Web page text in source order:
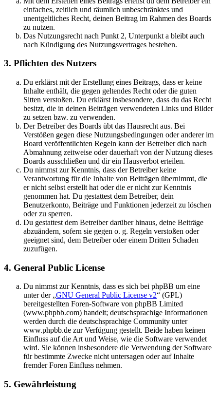
einfaches, zeitlich und räumlich unbeschränktes und
unentgeltliches Recht, deinen Beitrag im Rahmen des Boards
zu nutzen.
Das Nutzungsrecht nach Punkt 2, Unterpunkt a bleibt auch
nach Kündigung des Nutzungsvertrages bestehen.
3. Pflichten des Nutzers
Du erklärst mit der Erstellung eines Beitrags, dass er keine
Inhalte enthält, die gegen geltendes Recht oder die guten
Sitten verstoßen. Du erklärst insbesondere, dass du das Recht
besitzt, die in deinen Beiträgen verwendeten Links und Bilder
zu setzen bzw. zu verwenden.
Der Betreiber des Boards übt das Hausrecht aus. Bei
Verstößen gegen diese Nutzungsbedingungen oder anderer im
Board veröffentlichten Regeln kann der Betreiber dich nach
Abmahnung zeitweise oder dauerhaft von der Nutzung dieses
Boards ausschließen und dir ein Hausverbot erteilen.
Du nimmst zur Kenntnis, dass der Betreiber keine
Verantwortung für die Inhalte von Beiträgen übernimmt, die
er nicht selbst erstellt hat oder die er nicht zur Kenntnis
genommen hat. Du gestattest dem Betreiber, dein
Benutzerkonto, Beiträge und Funktionen jederzeit zu löschen
oder zu sperren.
Du gestattest dem Betreiber darüber hinaus, deine Beiträge
abzuändern, sofern sie gegen o. g. Regeln verstoßen oder
geeignet sind, dem Betreiber oder einem Dritten Schaden
zuzufügen.
4. General Public License
Du nimmst zur Kenntnis, dass es sich bei phpBB um eine
unter der „GNU General Public License v2“ (GPL)
bereitgestellten Foren-Software von phpBB Limited
(www.phpbb.com) handelt; deutschsprachige Informationen
werden durch die deutschsprachige Community unter
www.phpbb.de zur Verfügung gestellt. Beide haben keinen
Einfluss auf die Art und Weise, wie die Software verwendet
wird. Sie können insbesondere die Verwendung der Software
für bestimmte Zwecke nicht untersagen oder auf Inhalte
fremder Foren Einfluss nehmen.
5. Gewährleistung